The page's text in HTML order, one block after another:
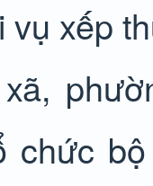
vụ xếp
chức